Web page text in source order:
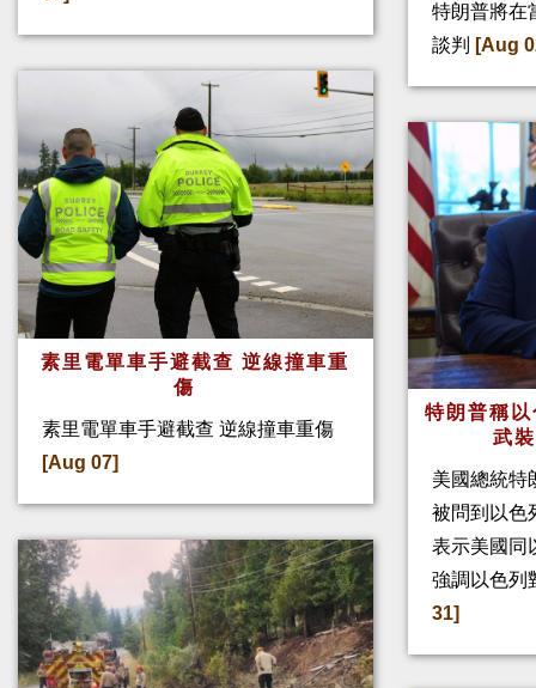
素里電單車手避截查 逆線撞車重
傷
素里電單車手避截查 逆線撞車重傷
[Aug 07]
特朗普將在
談判
[Aug
特朗普稱
武
美國總統特
被問到以色
表示美國同
強調以色列
31]